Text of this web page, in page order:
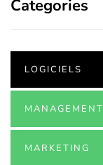
Categories
LOGICIELS
MANAGEMENT
MARKETING